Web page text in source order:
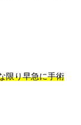
限り早急に手術